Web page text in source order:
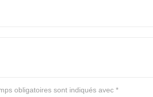
obligatoires sont indiqués avec *